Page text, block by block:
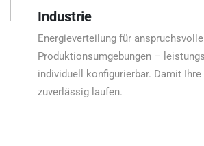
Industrie
Energieverteilung für anspruchsvolle
Produktionsumgebungen –
individuell konfigurierbar. Damit
zuverlässig laufen.